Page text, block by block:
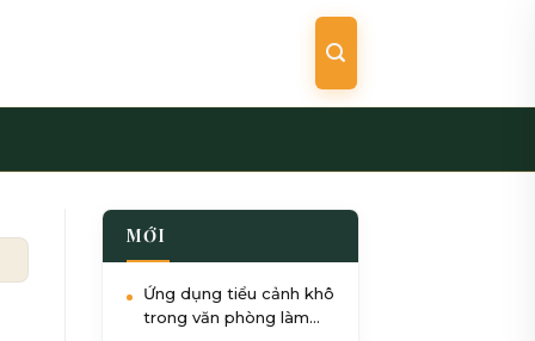
MỚI
Ứng dụng tiểu cảnh khô
trong văn phòng làm